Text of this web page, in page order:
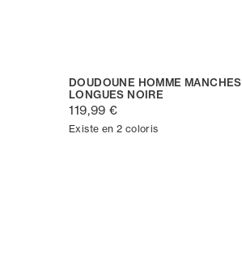
DOUDOUNE HOMME MANCHES
LONGUES NOIRE
119,99 €
Existe en 2 coloris